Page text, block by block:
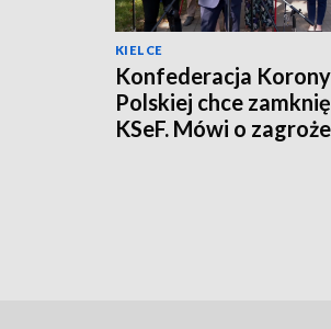
KIELCE
Konfederacja Korony
Polskiej chce
KSeF. Mówi o